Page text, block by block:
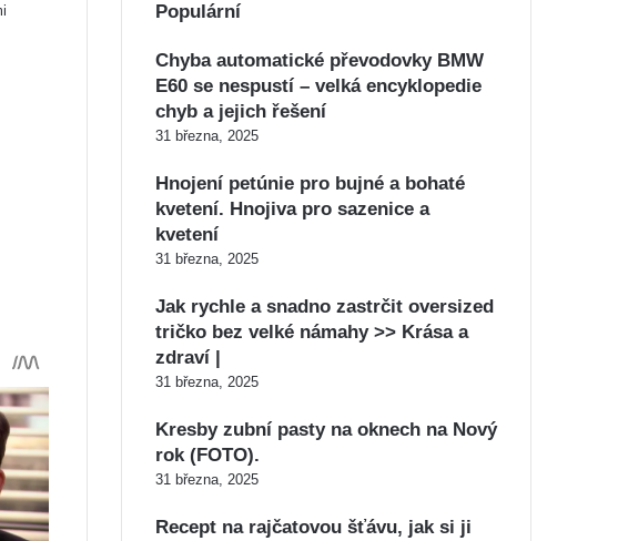
Populární
Chyba automatické převodovky BMW
E60 se nespustí – velká encyklopedie
chyb a jejich řešení
31 března, 2025
Hnojení petúnie pro bujné a bohaté
kvetení. Hnojiva pro sazenice a
kvetení
31 března, 2025
Jak rychle a snadno zastrčit oversized
tričko bez velké námahy >> Krása a
zdraví |
31 března, 2025
Kresby zubní pasty na oknech na Nový
rok (FOTO).
31 března, 2025
Recept na rajčatovou šťávu, jak si ji